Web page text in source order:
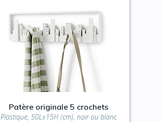
Patère originale 5 crochets
Plastique, 50Lx15H (cm), noir ou blanc